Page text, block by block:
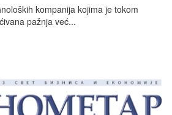
kompanija kojima je tokom
pažnja već...